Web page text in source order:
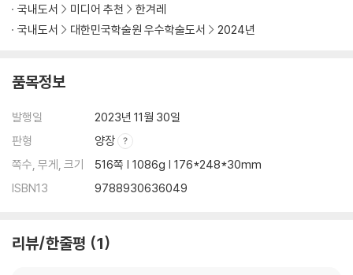
제3부 선나: 증과분 … 239
I. 전의와 2종 전도 … 243
2) 혹·업·고의 중생전도 … 245
1) 6진(塵)의 성립 … 250
2) 12류생의 성립: 난·태·습·화·유색·무색·유상·무상·비유색·비무색·비유
상·비무상 … 253
(능엄경 제8권)
1) 수습(修習): 업장 조인(助因)의 제거 … 265
2) 진수(眞修): 청정계율을 지켜 심신 단속 … 268
국내도서
미디어 추천
한겨레
국내도서
대한민국학술원 우수학술도서 2024년
품목정보
발행일
2023년 11월 30일
판형
양장
쪽수, 무게, 크기
516쪽 | 1086g | 176*248*30mm
ISBN13
9788930636049
리뷰/한줄평 1